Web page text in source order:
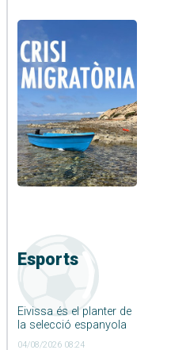
Esports
Eivissa és el planter de
la selecció espanyola
04/08/2026 08:24